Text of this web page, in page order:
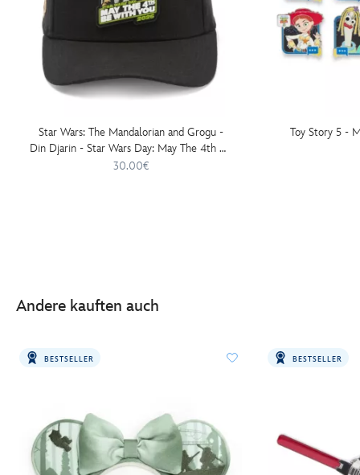
Star Wars: The Mandalorian and Grogu -
Din Djarin - Star Wars Day: May The 4th Be
With You - Baseballkappe für Erwachsene
30.00€
Toy Story 5 -
Andere kauften auch
BESTSELLER BESTSELLER